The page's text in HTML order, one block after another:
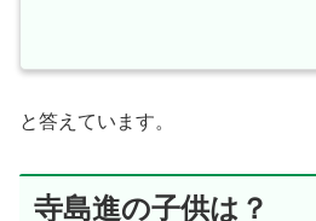
と答えています。
寺島進の子供は？